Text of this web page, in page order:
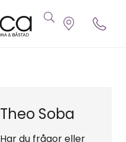
Theo Soba
Har du frågor eller